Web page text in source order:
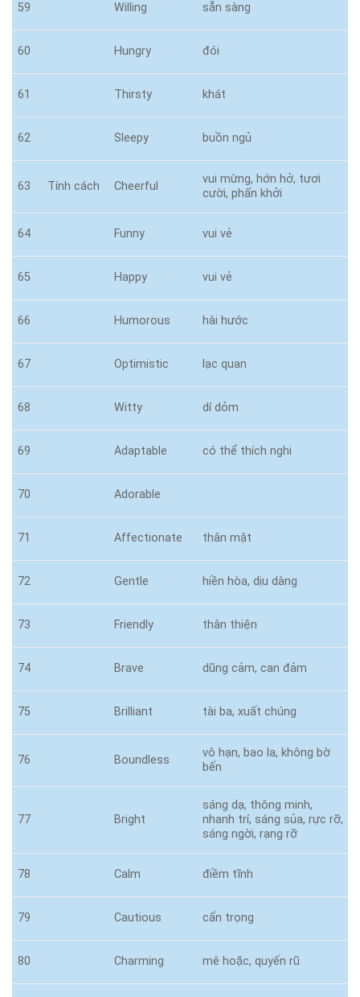
59 Willing sẵn sàng
60 Hungry đói
61 Thirsty khát
62 Sleepy buồn ngủ
63 Tính cách Cheerful
vui mừng, hớn hở, tươi
cười, phấn khởi
64 Funny vui vẻ
65 Happy vui vẻ
66 Humorous hài hước
67 Optimistic lạc quan
68 Witty dí dỏm
69 Adaptable có thể thích nghi
70 Adorable
71 Affectionate thân mật
72 Gentle hiền hòa, dịu dàng
73 Friendly thân thiện
74 Brave dũng cảm, can đảm
75 Brilliant tài ba, xuất chúng
76 Boundless
vô hạn, bao la, không bờ
bến
77 Bright
sáng dạ, thông minh,
nhanh trí, sáng sủa, rực rỡ,
sáng ngời, rạng rỡ
78 Calm điềm tĩnh
79 Cautious cẩn trọng
80 Charming mê hoặc, quyến rũ